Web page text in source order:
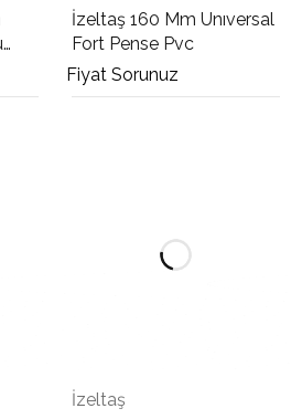
İzeltaş 160 Mm Unıversal
Fort Pense Pvc
Fiyat Sorunuz
İzeltaş